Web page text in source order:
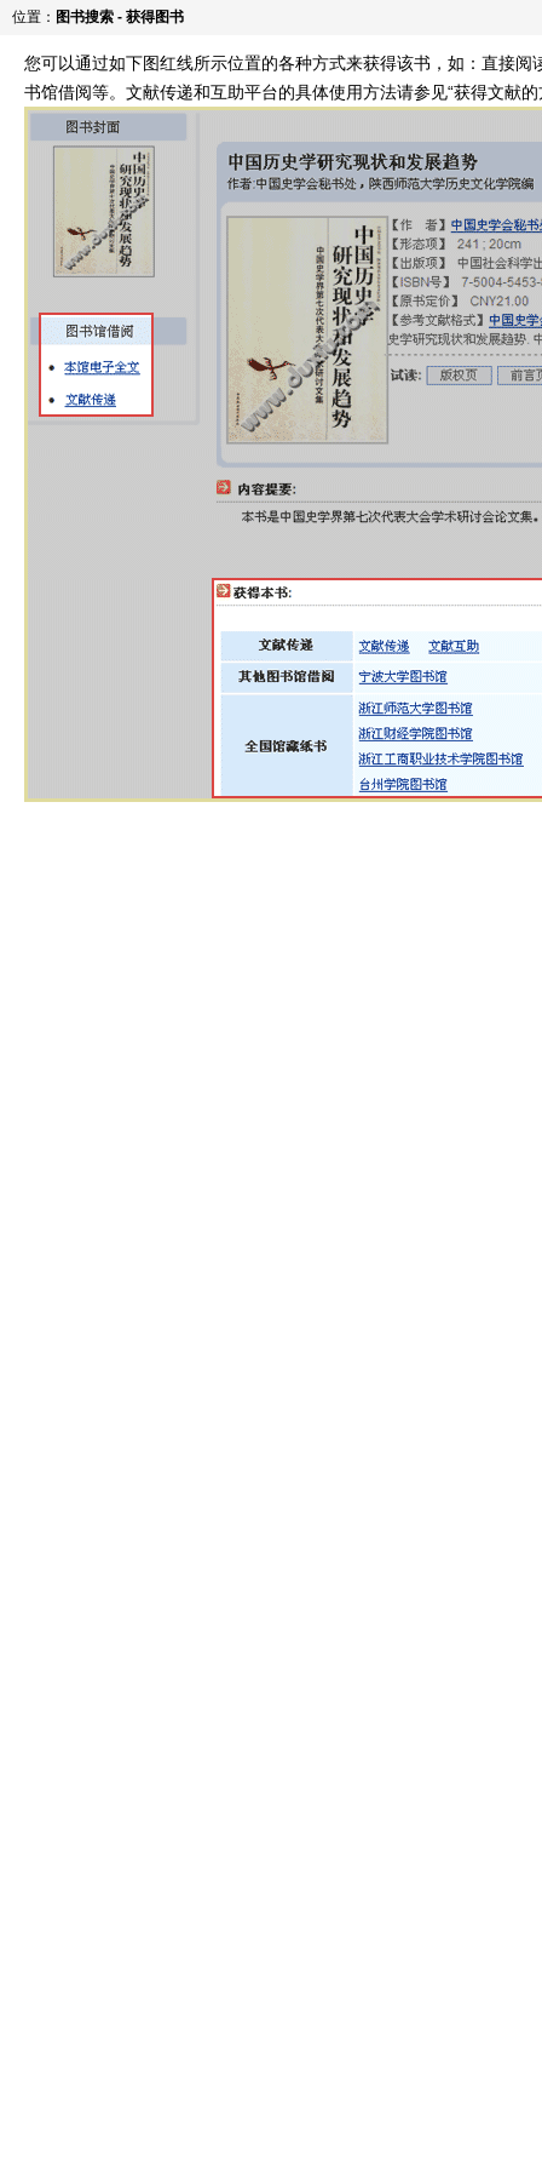
位置： 图书搜索 - 获得图书
您可以通过如下图红线所示位置的各种方式来获得该书，如：直接
书馆借阅等。文献传递和互助平台的具体使用方法请参见“获得文献的